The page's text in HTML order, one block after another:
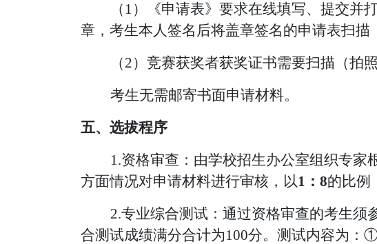
（ 1）《申请表》要求在线填写、提交并
章，考生本人签名后将盖章签名的申请表扫描
（2）竞赛获奖者获奖证书需要扫描（拍
考生无需邮寄书面申请材料。
五、选拔程序
1.资格审查：由学校招生办公室组织专
方面情况对申请材料进行审核，以1： 8的比例
2.专业综合测试：通过资格审查的考生
合测试成绩满分合计为100分。测试内容为： ①